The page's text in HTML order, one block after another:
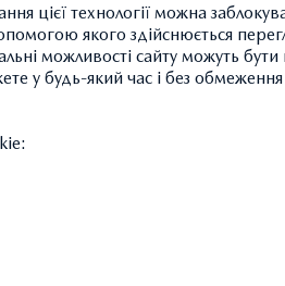
цієї технології можна
якого здійснюється
можливості сайту можуть
у будь-який час і без обмеження